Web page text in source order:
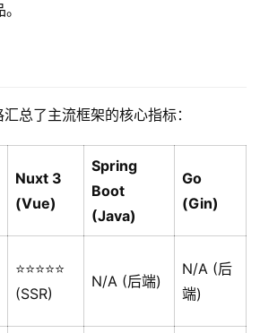
总了主流框架的核心指标：
Nuxt 3
(Vue)
Spring
Boot
(Java)
Go
(Gin)
⭐⭐⭐⭐⭐
(SSR)
N/A (后端)
N/A (后
端)